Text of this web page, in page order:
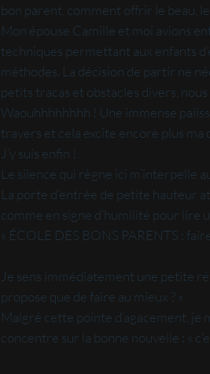
bon parent, comment offrir le beau,
Mon épouse Camille et moi avions
techniques permettant aux enfants
méthodes. La décision de partir ne
petits tracas et obstacles divers,
Waouhhhhhhhh ! Une immense
travers et cela excite encore plus ma
J’y suis enfin !
Le silence qui règne ici m’interpelle
La porte d’entrée de petite hauteur
comme en signe d’humilité pour lire
« ÉCOLE DES BONS PARENTS :
Je sens immédiatement une petite
propose que de faire au mieux ? »
Malgré cette pointe d’agacement, je
concentre sur la bonne nouvelle : «